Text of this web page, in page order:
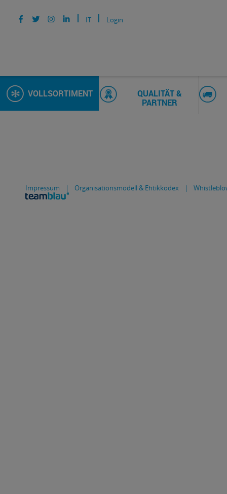
IT Login
VOLLSORTIMENT
QUALITÄT &
PARTNER
Impressum | Organisationsmodell & Ehtikkodex |